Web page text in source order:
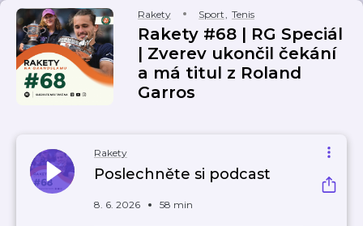
Rakety Sport, Tenis
Rakety #68 | RG Speciál
| Zverev ukončil čekání
a má titul z Roland
Garros
Rakety
Poslechněte si podcast
8. 6. 2026 58 min